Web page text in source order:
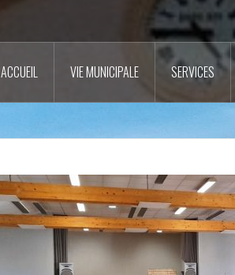
ACCUEIL VIE MUNICIPALE SERVICES